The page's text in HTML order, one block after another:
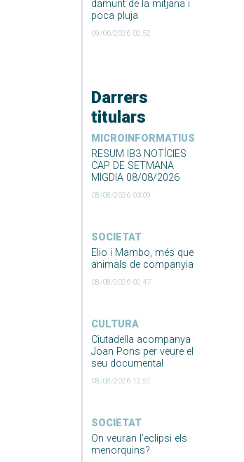
damunt de la mitjana i
poca pluja
09/06/2026 02:52
Darrers
titulars
MICROINFORMATIUS
RESUM IB3 NOTÍCIES
CAP DE SETMANA
MIGDIA 08/08/2026
08/08/2026 03:09
SOCIETAT
Elio i Mambo, més que
animals de companyia
08/08/2026 02:47
CULTURA
Ciutadella acompanya
Joan Pons per veure el
seu documental
08/08/2026 12:51
SOCIETAT
On veuran l’eclipsi els
menorquins?